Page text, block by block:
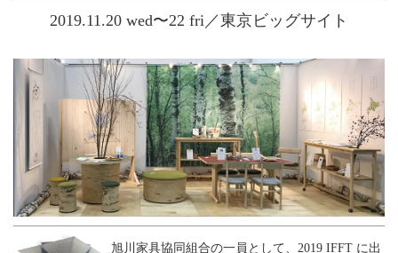
2019.11.20 wed〜22 fri／東京ビッグサイト
旭川家具協同組合の一員として、2019 IFFT に出